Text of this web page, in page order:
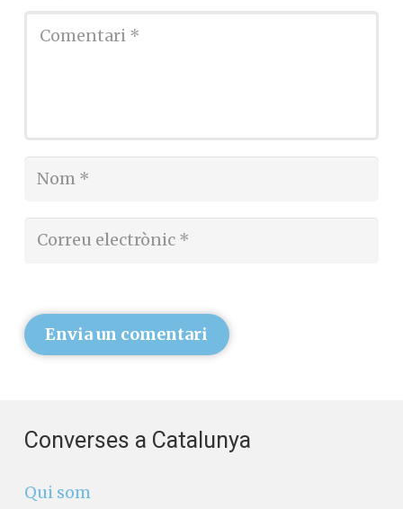
Envia un comentari
Converses a Catalunya
Qui som